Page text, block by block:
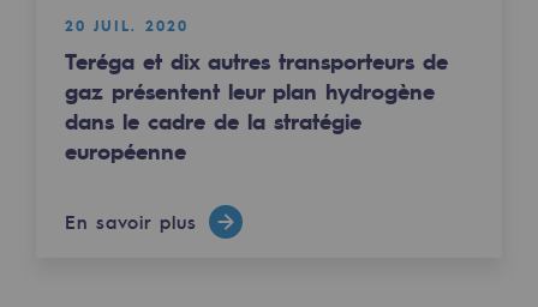
Nos activités
Nos activités
Transport de gaz
Transport de gaz
Savoir-faire
20 JUIL. 2020
Teréga et dix autres transporteurs de
gaz présentent leur plan hydrogène
dans le cadre de la stratégie
européenne
En savoir plus